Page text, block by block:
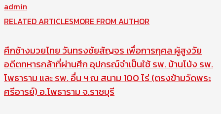
admin
RELATED ARTICLESMORE FROM AUTHOR
ศึกช้างมวยไทย วันทรงชัยสัญจร เพื่อการกุศล ผู้สูงวัย
อดีตทหารกล้าที่ผ่านศึก อุปกรณ์จำเป็นใช้ รพ. บ้านโป่ง รพ.
โพธาราม และ รพ. อื่น ฯ ณ สนาม 100 ไร่ (ตรงข้ามวัดพระ
ศรีอารย์) อ.โพธาราม จ.ราชบุรี